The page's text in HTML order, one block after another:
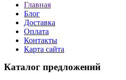
Главная
Блог
Доставка
Оплата
Контакты
Карта сайта
Каталог предложений